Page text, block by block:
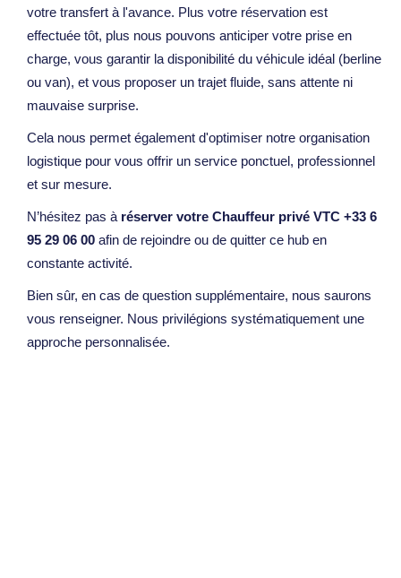
votre transfert à l'avance. Plus votre réservation est
effectuée tôt, plus nous pouvons anticiper votre prise en
charge, vous garantir la disponibilité du véhicule idéal (berline
ou van), et vous proposer un trajet fluide, sans attente ni
mauvaise surprise.
Cela nous permet également d'optimiser notre organisation
logistique pour vous offrir un service ponctuel, professionnel
et sur mesure.
N’hésitez pas à réserver votre Chauffeur privé VTC +33 6
95 29 06 00 afin de rejoindre ou de quitter ce hub en
constante activité.
Bien sûr, en cas de question supplémentaire, nous saurons
vous renseigner. Nous privilégions systématiquement une
approche personnalisée.